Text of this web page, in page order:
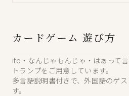
カードゲーム 遊び方
ito・なんじゃもんじゃ・はぁって
トランプをご用意しています。
多言語説明書付きで、外国語のゲ
す。